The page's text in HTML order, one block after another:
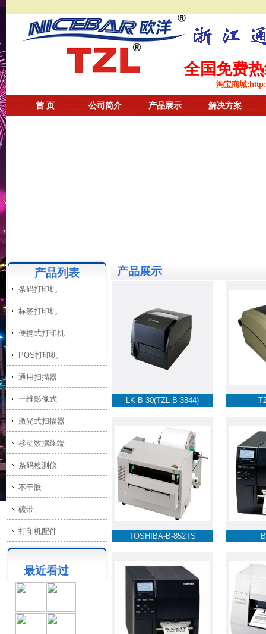
全国免费
淘宝商城:
首 页 公司简介 产品展示 解决方案
产品列表
条码打印机
标签打印机
便携式打印机
POS打印机
通用扫描器
一维影像式
激光式扫描器
移动数据终端
条码检测仪
不干胶
碳带
打印机配件
最近看过
产品展示
LK-B-30(TZL-B-3844)
TOSHIBA-B-852TS